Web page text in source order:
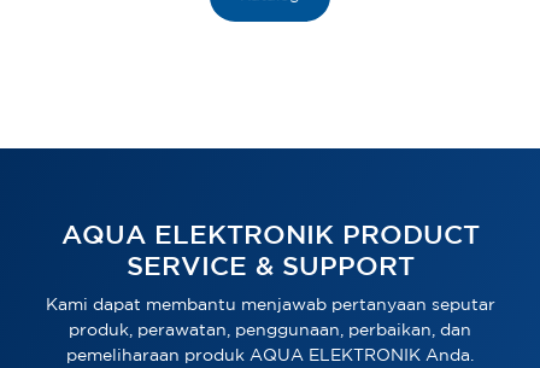
AQUA ELEKTRONIK PRODUCT
SERVICE & SUPPORT
Kami dapat membantu menjawab pertanyaan seputar
produk, perawatan, penggunaan, perbaikan, dan
pemeliharaan produk AQUA ELEKTRONIK Anda.